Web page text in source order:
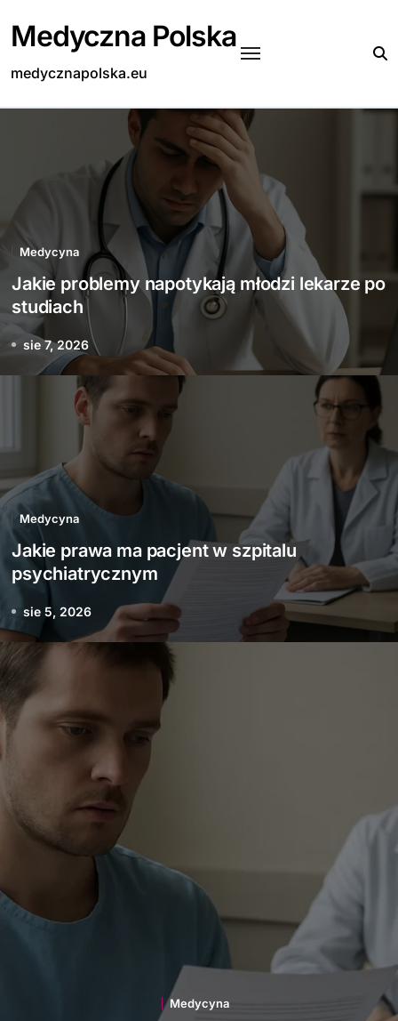
content
Medyczna Polska
medycznapolska.eu
Medycyna
Jakie problemy napotykają młodzi lekarze po
studiach
sie 7, 2026
Medycyna
Jakie prawa ma pacjent w szpitalu
psychiatrycznym
sie 5, 2026
Medycyna